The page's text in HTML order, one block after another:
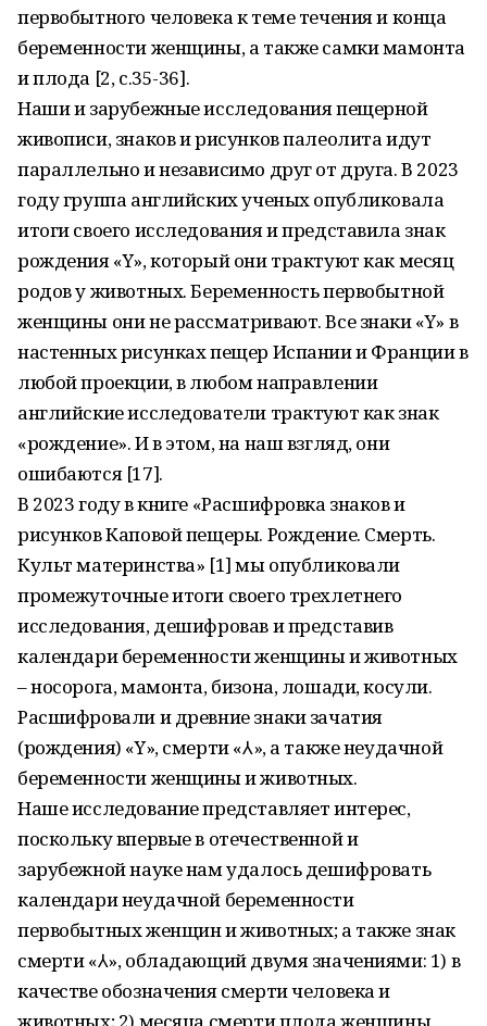
первобытного человека к теме течения и конца
беременности женщины, а также самки мамонта
и плода [2, с.35-36].
Наши и зарубежные исследования пещерной
живописи, знаков и рисунков палеолита идут
параллельно и независимо друг от друга. В 2023
году группа английских ученых опубликовала
итоги своего исследования и представила знак
рождения «Y», который они трактуют как месяц
родов у животных. Беременность первобытной
женщины они не рассматривают. Все знаки «Y» в
настенных рисунках пещер Испании и Франции в
любой проекции, в любом направлении
английские исследователи трактуют как знак
«рождение». И в этом, на наш взгляд, они
ошибаются [17].
В 2023 году в книге «Расшифровка знаков и
рисунков Каповой пещеры. Рождение. Смерть.
Культ материнства» [1] мы опубликовали
промежуточные итоги своего трехлетнего
исследования, дешифровав и представив
календари беременности женщины и животных
– носорога, мамонта, бизона, лошади, косули.
Расшифровали и древние знаки зачатия
(рождения) «Y», смерти «⅄», а также неудачной
беременности женщины и животных.
Наше исследование представляет интерес,
поскольку впервые в отечественной и
зарубежной науке нам удалось дешифровать
календари неудачной беременности
первобытных женщин и животных; а также знак
смерти «⅄», обладающий двумя значениями: 1) в
качестве обозначения смерти человека и